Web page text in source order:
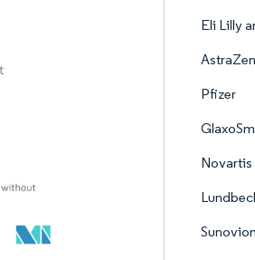
Eli Lilly
Pfizer
Novartis